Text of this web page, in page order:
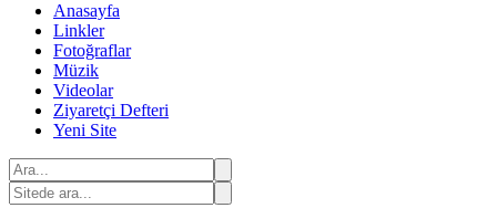
Anasayfa
Linkler
Fotoğraflar
Müzik
Videolar
Ziyaretçi Defteri
Yeni Site